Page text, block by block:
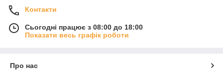
Контакти
Сьогодні працює з 08:00 до 18:00
Показати весь графік роботи
Про нас